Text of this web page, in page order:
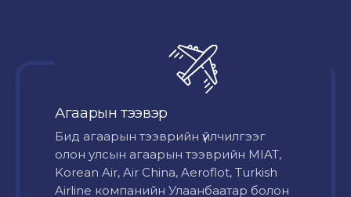
Агаарын тээвэр
Бид агаарын тээврийн үйлчилгээг
олон улсын агаарын тээврийн MIAT,
Korean Air, Air China, Aeroflot, Turkish
Airline компанийн Улаанбаатар болон